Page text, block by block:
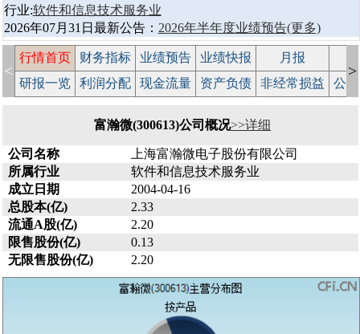
行业:软件和信息技术服务业
2026年07月31日最新公告： 2026年半年度业绩预告(更多)
<
行情首页 财务指标 业绩预告 业绩快报 月报
研报一览
利润分配 现金流量 资产负债 非经常损益 公
>
富瀚微(300613)公司概况>>详细
公司名称
上海富瀚微电子股份有限公司
所属行业
软件和信息技术服务业
成立日期
2004-04-16
总股本(亿)
2.33
流通A股(亿)
2.20
限售股份(亿)
0.13
无限售股份(亿)
2.20